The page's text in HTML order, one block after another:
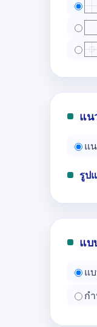
แน
แ
รูป
แบ
แ
ก